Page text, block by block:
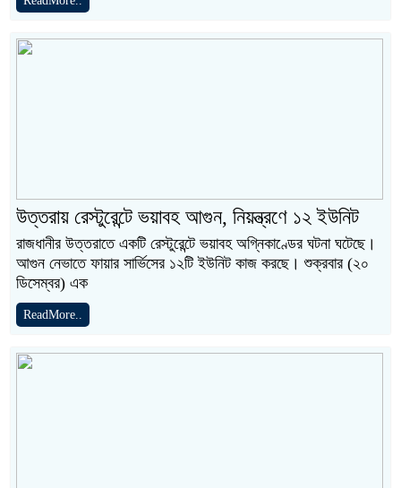
উত্তরায় রেস্টুরেন্টে ভয়াবহ আগুন, নিয়ন্ত্রণে ১২ ইউনিট
রাজধানীর উত্তরাতে একটি রেস্টুরেন্টে ভয়াবহ অগ্নিকাণ্ডের ঘটনা ঘটেছে।
আগুন নেভাতে ফায়ার সার্ভিসের ১২টি ইউনিট কাজ করছে। শুক্রবার (২০
ডিসেম্বর) এক
ReadMore..